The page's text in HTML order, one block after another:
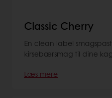
Classic Cherry
En clean label
kirsebærsmag til dine
Læs mere